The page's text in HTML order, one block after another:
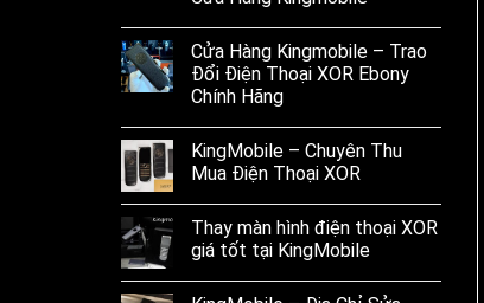
Cửa Hàng Kingmobile – Trao
Đổi Điện Thoại XOR Ebony
Chính Hãng
KingMobile – Chuyên Thu
Mua Điện Thoại XOR
Thay màn hình điện thoại XOR
giá tốt tại KingMobile